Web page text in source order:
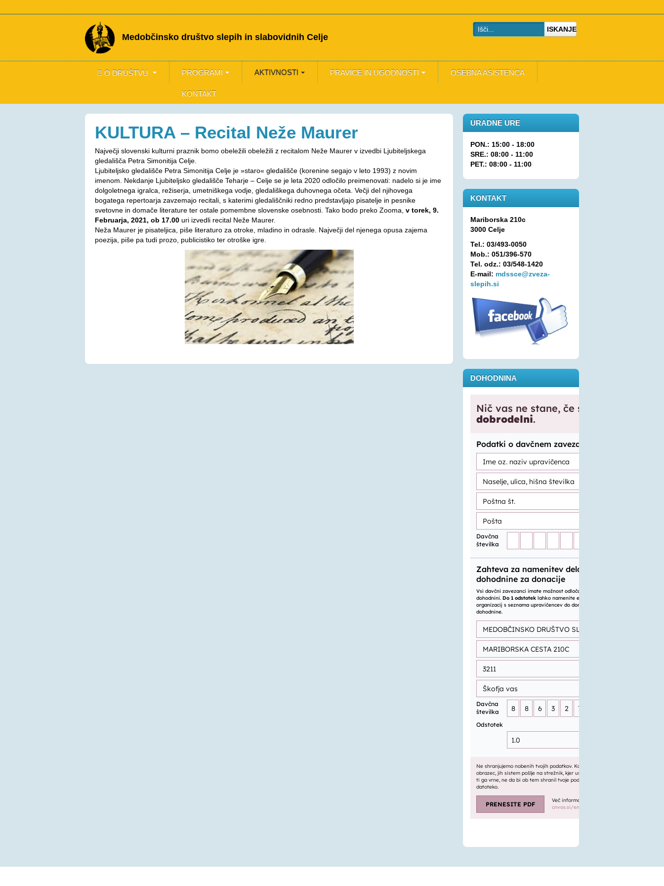
Medobčinsko društvo slepih in slabovidnih Celje
ISKANJE
O DRUŠTVU PROGRAMI AKTIVNOSTI PRAVICE IN UGODNOSTI OSEBNA ASISTENCA
KONTAKT
KULTURA – Recital Neže Maurer
Največji slovenski kulturni praznik bomo obeležili obeležili z recitalom Neže Maurer v izvedbi Ljubiteljskega
gledališča Petra Simonitija Celje.
Ljubiteljsko gledališče Petra Simonitija Celje je »staro« gledališče (korenine segajo v leto 1993) z novim
imenom. Nekdanje Ljubiteljsko gledališče Teharje – Celje se je leta 2020 odločilo preimenovati: nadelo si je ime
dolgoletnega igralca, režiserja, umetniškega vodje, gledališkega duhovnega očeta. Večji del njihovega
bogatega repertoarja zavzemajo recitali, s katerimi gledališčniki redno predstavljajo pisatelje in pesnike
svetovne in domače literature ter ostale pomembne slovenske osebnosti. Tako bodo preko Zooma, v torek, 9.
Februarja, 2021, ob 17.00 uri izvedli recital Neže Maurer.
Neža Maurer je pisateljica, piše literaturo za otroke, mladino in odrasle. Največji del njenega opusa zajema
poezija, piše pa tudi prozo, publicistiko ter otroške igre.
URADNE URE
PON.: 15:00 - 18:00
SRE.: 08:00 - 11:00
PET.: 08:00 - 11:00
KONTAKT
Mariborska 210c
3000 Celje
Tel.: 03/493-0050
Mob.: 051/396-570
Tel. odz.: 03/548-1420
E-mail: mdssce@zveza-
slepih.si
DOHODNINA